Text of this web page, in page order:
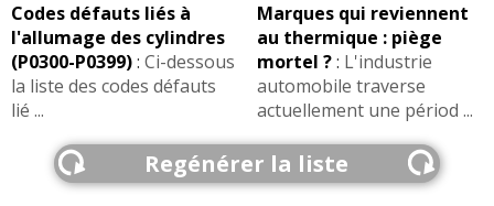
Codes défauts liés à
l'allumage des cylindres
(P0300-P0399): Ci-dessous
la liste des codes défauts
lié ...
Marques qui reviennent
au thermique : piège
mortel ?: L'industrie
automobile traverse
actuellement une périod ...
Regénérer la liste